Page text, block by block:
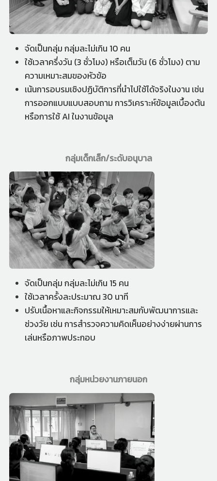
จัดเป็นกลุ่ม กลุ่มละไม่เกิน 10 คน
ใช้เวลาครึ่งวัน (3 ชั่วโมง) หรือเต็มวัน (6 ชั่วโมง) ตาม
ความเหมาะสมของหัวข้อ
เน้นการอบรมเชิงปฏิบัติการที่นำไปใช้ได้จริงในงาน เช่น
การออกแบบแบบสอบถาม การวิเคราะห์ข้อมูลเบื้องต้น
หรือการใช้ AI ในงานข้อมูล
กลุ่มเด็กเล็ก/ระดับอนุบาล
จัดเป็นกลุ่ม กลุ่มละไม่เกิน 15 คน
ใช้เวลาครั้งละประมาณ 30 นาที
ปรับเนื้อหาและกิจกรรมให้เหมาะสมกับพัฒนาการและ
ช่วงวัย เช่น การสำรวจความคิดเห็นอย่างง่ายผ่านการ
เล่นหรือภาพประกอบ
กลุ่มหน่วยงานภายนอก